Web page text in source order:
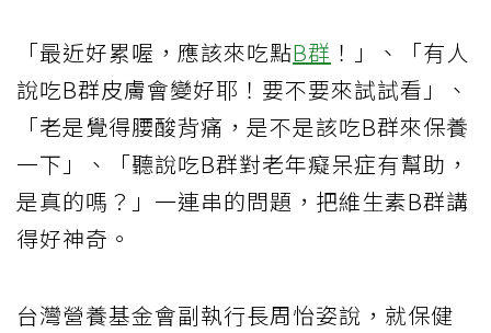
「最近好累喔，應該來吃點B群 ！」、「有人
說吃B群皮膚會變好耶！要不要來試試看」、
「老是覺得腰酸背痛，是不是該吃B群來保養
一下」、「聽說吃B群對老年癡呆症有幫助，
是真的嗎？」一連串的問題，把維生素B群講
得好神奇。
台灣營養基金會副執行長周怡姿說，就保健